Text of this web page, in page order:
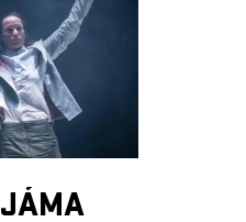
JÁMA